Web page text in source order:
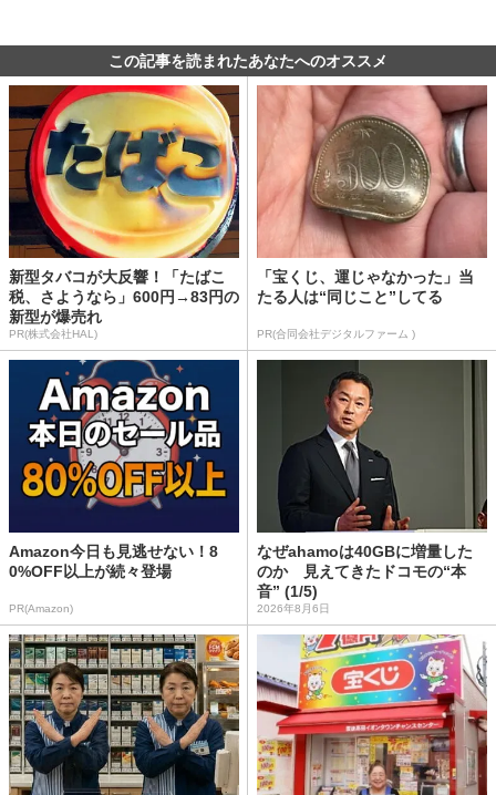
この記事を読まれたあなたへのオススメ
新型タバコが大反響！「たばこ
税、さようなら」600円→83円の
新型が爆売れ
PR(株式会社HAL)
「宝くじ、運じゃなかった」当
たる人は“同じこと”してる
PR(合同会社デジタルファーム )
Amazon今日も見逃せない！8
0%OFF以上が続々登場
PR(Amazon)
なぜahamoは40GBに増量した
のか 見えてきたドコモの“本
音” (1/5)
2026年8月6日